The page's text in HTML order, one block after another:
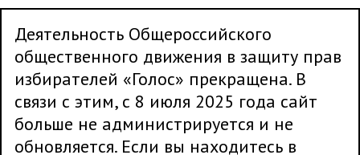
Деятельность Общероссийского
общественного движения в защиту прав
избирателей «Голос» прекращена. В
связи с этим, с 8 июля 2025 года сайт
больше не администрируется и не
обновляется. Если вы находитесь в